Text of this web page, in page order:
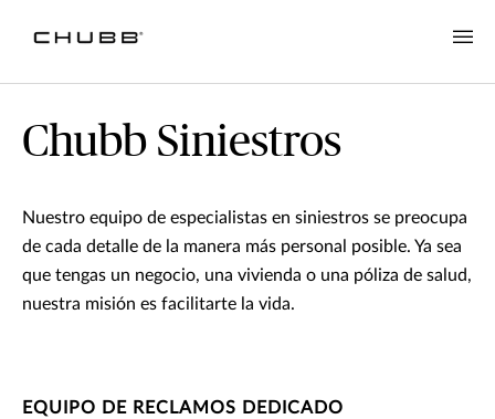
Chubb Siniestros
Nuestro equipo de especialistas en siniestros se preocupa
de cada detalle de la manera más personal posible. Ya sea
que tengas un negocio, una vivienda o una póliza de salud,
nuestra misión es facilitarte la vida.
EQUIPO DE RECLAMOS DEDICADO